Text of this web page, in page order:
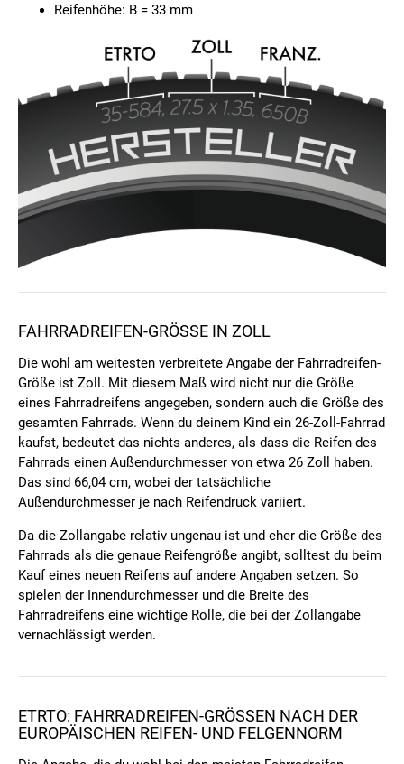
Reifenhöhe: B = 33 mm
FAHRRADREIFEN-GRÖSSE IN ZOLL
Die wohl am weitesten verbreitete Angabe der Fahrradreifen-
Größe ist Zoll. Mit diesem Maß wird nicht nur die Größe
eines Fahrradreifens angegeben, sondern auch die Größe des
gesamten Fahrrads. Wenn du deinem Kind ein 26-Zoll-Fahrrad
kaufst, bedeutet das nichts anderes, als dass die Reifen des
Fahrrads einen Außendurchmesser von etwa 26 Zoll haben.
Das sind 66,04 cm, wobei der tatsächliche
Außendurchmesser je nach Reifendruck variiert.
Da die Zollangabe relativ ungenau ist und eher die Größe des
Fahrrads als die genaue Reifengröße angibt, solltest du beim
Kauf eines neuen Reifens auf andere Angaben setzen. So
spielen der Innendurchmesser und die Breite des
Fahrradreifens eine wichtige Rolle, die bei der Zollangabe
vernachlässigt werden.
ETRTO: FAHRRADREIFEN-GRÖSSEN NACH DER E
UROPÄISCHEN REIFEN- UND FELGENNORM